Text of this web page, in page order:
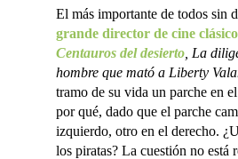
El más importante de todos sin
grande director de cine
Centauros del desierto , La
hombre que mató a Liberty
tramo de su vida un parche en
por qué, dado que el parche
izquierdo, otro en el derecho.
los piratas? La cuestión no está